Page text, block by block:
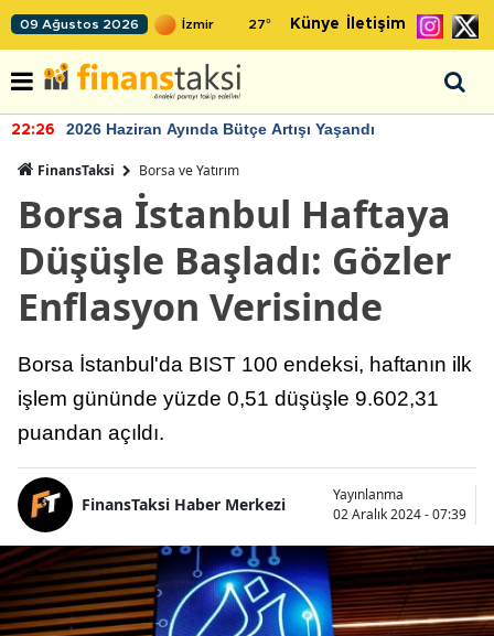
09 Ağustos 2026 27° Künye İletişim
22:26 2026 Haziran Ayında Bütçe Artışı Yaşandı
FinansTaksi Borsa ve Yatırım
Borsa İstanbul Haftaya
Düşüşle Başladı: Gözler
Enflasyon Verisinde
Borsa İstanbul'da BIST 100 endeksi, haftanın ilk
işlem gününde yüzde 0,51 düşüşle 9.602,31
puandan açıldı.
FinansTaksi Haber Merkezi
Yayınlanma
02 Aralık 2024 - 07:39